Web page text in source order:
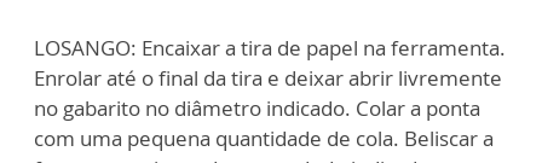
LOSANGO: Encaixar a tira de papel na ferramenta.
Enrolar até o final da tira e deixar abrir livremente
no gabarito no diâmetro indicado. Colar a ponta
com uma pequena quantidade de cola. Beliscar a